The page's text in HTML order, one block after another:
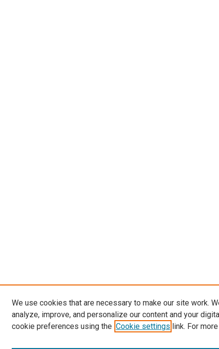
We use cookies that are necessary to make our site work.
analyze, improve, and personalize our content and your
cookie preferences using the Cookie settings link. For